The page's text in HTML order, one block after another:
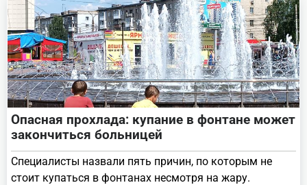
Опасная прохлада: купание в фонтане может
закончиться больницей
Специалисты назвали пять причин, по которым не
стоит купаться в фонтанах несмотря на жару.